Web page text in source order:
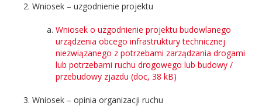
Wniosek – uzgodnienie projektu
Wniosek o uzgodnienie projektu budowlanego
urządzenia obcego infrastruktury technicznej
niezwiązanego z potrzebami zarządzania drogami
lub potrzebami ruchu drogowego lub budowy /
przebudowy zjazdu (doc, 38 kB)
Wniosek – opinia organizacji ruchu